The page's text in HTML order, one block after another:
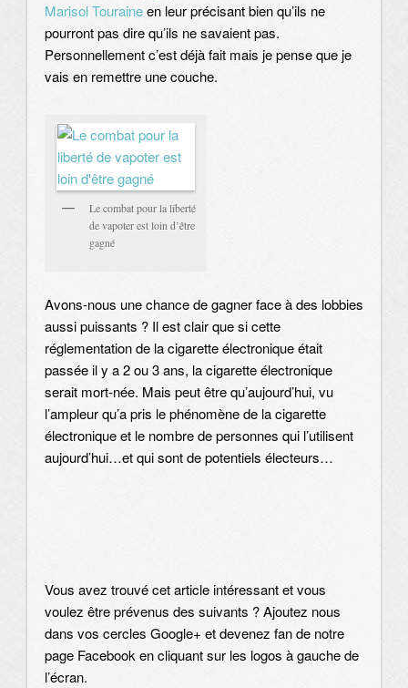
Marisol Touraineen leur précisant bien qu’ils ne
pourront pas dire qu’ils ne savaient pas.
Personnellement c’est déjà fait mais je pense que je
vais en remettre une couche.
Le combat pour la liberté
de vapoter est loin d’être
gagné
Avons-nous une chance de gagner face à des lobbies
aussi puissants ? Il est clair que si cette
réglementation de la cigarette électronique était
passée il y a 2 ou 3 ans, la cigarette électronique
serait mort-née. Mais peut être qu’aujourd’hui, vu
l’ampleur qu’a pris le phénomène de la cigarette
électronique et le nombre de personnes qui l’utilisent
aujourd’hui…et qui sont de potentiels électeurs…
Vous avez trouvé cet article intéressant et vous
voulez être prévenus des suivants ? Ajoutez nous
dans vos cercles Google+ et devenez fan de notre
page Facebook en cliquant sur les logos à gauche de
l’écran.